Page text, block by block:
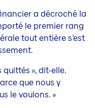
a décroché la
le premier rang
tout entière s’est
», dit-elle.
que nous y
le voulons. »